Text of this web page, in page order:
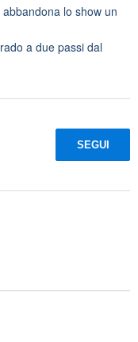
lo show un
a due passi dal
SEGUI